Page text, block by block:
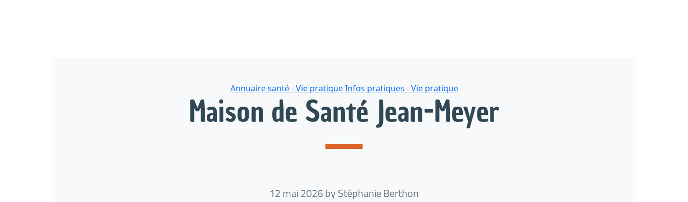
Categories
Annuaire santé - Vie pratique Infos pratiques - Vie pratique
Maison de Santé Jean-Meyer
12 mai 2026by Stéphanie Berthon